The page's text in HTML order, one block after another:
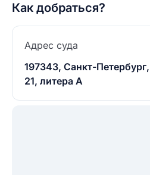
Как добраться?
Адрес суда
197343, Санкт-
21, литера А